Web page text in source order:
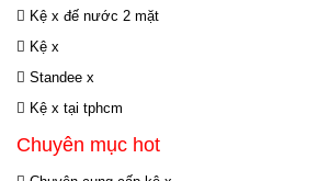
Kệ x đế nước 2 mặt
Kệ x
Standee x
Kệ x tại tphcm
Chuyên mục hot